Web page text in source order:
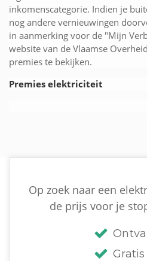
inkomenscategorie. Indien je
nog andere vernieuwingen
in aanmerking voor de "Mijn
website van de Vlaamse
premies te bekijken.
Premies elektriciteit
Op zoek naar een
de prijs voor je